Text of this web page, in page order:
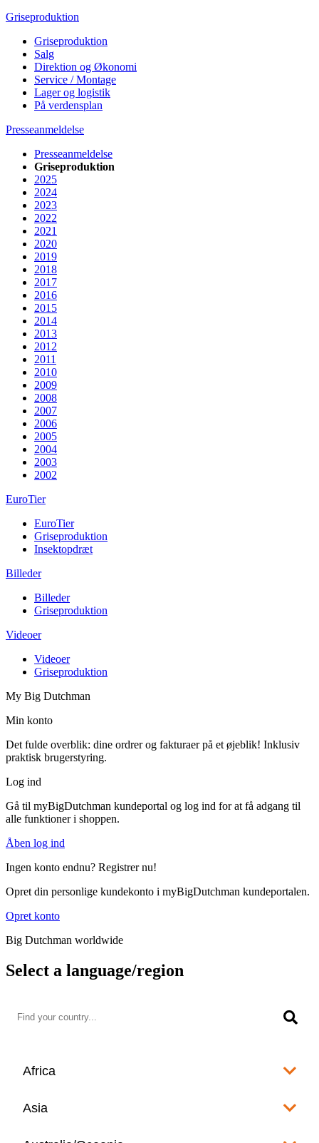
Griseproduktion
Griseproduktion
Salg
Direktion og Økonomi
Service / Montage
Lager og logistik
På verdensplan
Presseanmeldelse
Presseanmeldelse
Griseproduktion
2025
2024
2023
2022
2021
2020
2019
2018
2017
2016
2015
2014
2013
2012
2011
2010
2009
2008
2007
2006
2005
2004
2003
2002
EuroTier
EuroTier
Griseproduktion
Insektopdræt
Billeder
Billeder
Griseproduktion
Videoer
Videoer
Griseproduktion
My Big Dutchman
Min konto
Det fulde overblik: dine ordrer og fakturaer på et øjeblik! Inklusiv
praktisk brugerstyring.
Log ind
Gå til myBigDutchman kundeportal og log ind for at få adgang til
alle funktioner i shoppen.
Åben log ind
Ingen konto endnu? Registrer nu!
Opret din personlige kundekonto i myBigDutchman kundeportalen.
Opret konto
Big Dutchman worldwide
Select a language/region
Africa
Asia
Afghanistan